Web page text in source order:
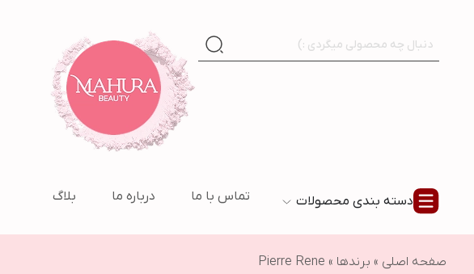
دسته بندی محصولات تماس با ما درباره ما بلاگ
صفحه اصلی » برندها »
Pierre Rene